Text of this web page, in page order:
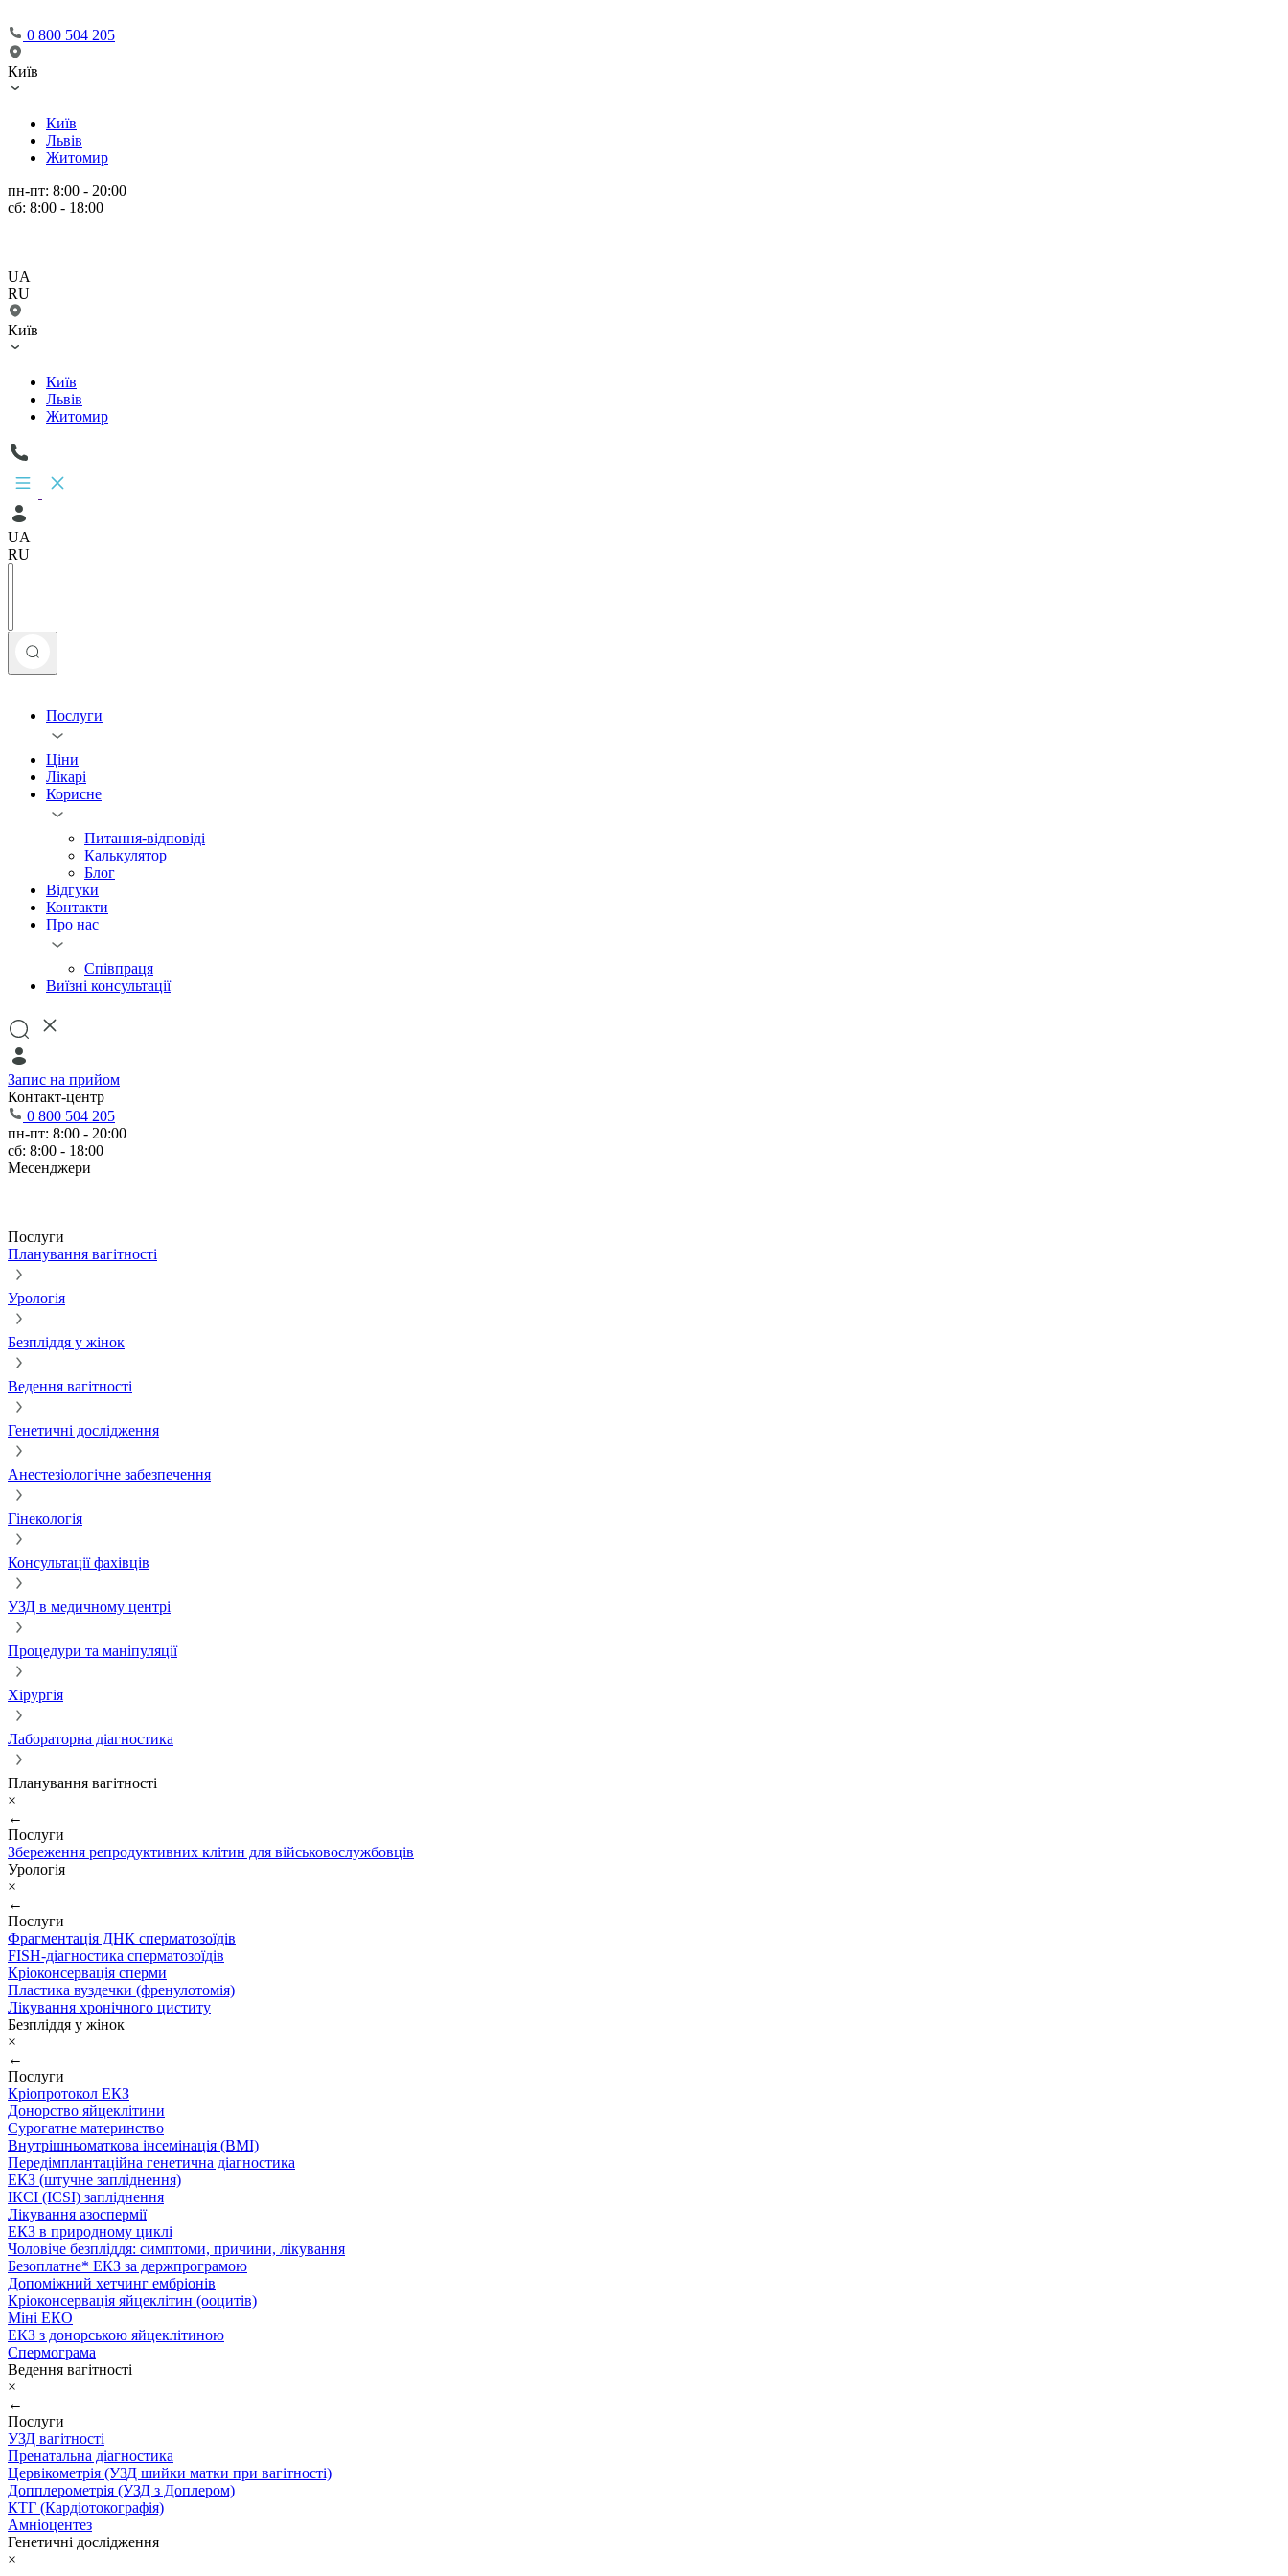
0 800 504 205
Київ
Київ
Львів
Житомир
пн-пт: 8:00 - 20:00
сб: 8:00 - 18:00
UA
RU
Київ
Київ
Львів
Житомир
UA
RU
Послуги
Ціни
Лікарі
Корисне
Питання-відповіді
Калькулятор
Блог
Відгуки
Контакти
Про нас
Співпраця
Виїзні консультації
Запис на прийом
Контакт-центр
0 800 504 205
пн-пт: 8:00 - 20:00
сб: 8:00 - 18:00
Месенджери
Послуги
Планування вагітності
Урологія
Безпліддя у жінок
Ведення вагітності
Генетичні дослідження
Анестезіологічне забезпечення
Гінекологія
Консультації фахівців
УЗД в медичному центрі
Процедури та маніпуляції
Хірургія
Лабораторна діагностика
Планування вагітності
×
←
Послуги
Збереження репродуктивних клітин для військовослужбовців
Урологія
×
←
Послуги
Фрагментація ДНК сперматозоїдів
FISH-діагностика сперматозоїдів
Кріоконсервація сперми
Пластика вуздечки (френулотомія)
Лікування хронічного циститу
Безпліддя у жінок
×
←
Послуги
Кріопротокол ЕКЗ
Донорство яйцеклітини
Сурогатне материнство
Внутрішньоматкова інсемінація (ВМІ)
Передімплантаційна генетична діагностика
ЕКЗ (штучне запліднення)
ІКСІ (ICSI) запліднення
Лікування азоспермії
ЕКЗ в природному циклі
Чоловіче безпліддя: симптоми, причини, лікування
Безоплатне* ЕКЗ за держпрограмою
Допоміжний хетчинг ембріонів
Кріоконсервація яйцеклітин (ооцитів)
Міні ЕКО
ЕКЗ з донорською яйцеклітиною
Спермограма
Ведення вагітності
×
←
Послуги
УЗД вагітності
Пренатальна діагностика
Цервікометрія (УЗД шийки матки при вагітності)
Допплерометрія (УЗД з Доплером)
КТГ (Кардіотокографія)
Амніоцентез
Генетичні дослідження
×